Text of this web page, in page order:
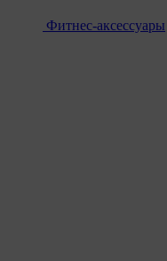
Фитнес-аксессуары